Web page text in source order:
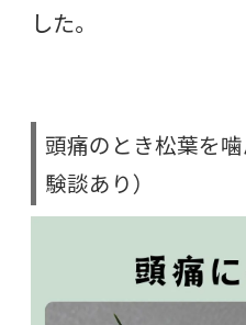
した。
頭痛のとき松葉を
験談あり）